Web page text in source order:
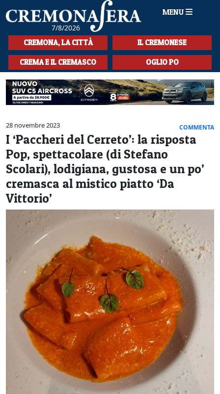
7/8/2026
MENU
HOME
CRONACA
SPORT
LA MUSICA
CULTURA
LA STORIA
SPETTACOLI
L'EDITORIALE
SEZIONI
CERCA
CREMONA, LA CITTÀ IL CREMONESE
CREMA E IL CREMASCO OGLIO PO
28 novembre 2023 COMMENTA
I ‘Paccheri del Cerreto’: la risposta
Pop, spettacolare (di Stefano
Scolari), lodigiana, gustosa e un po’
cremasca al mistico piatto ‘Da
Vittorio’